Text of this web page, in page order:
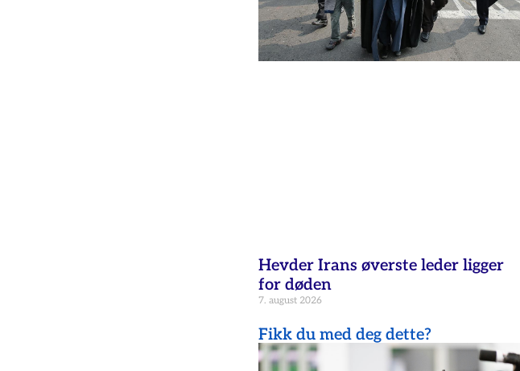
Hevder Irans øverste leder ligger
for døden
7. august 2026
Fikk du med deg dette?